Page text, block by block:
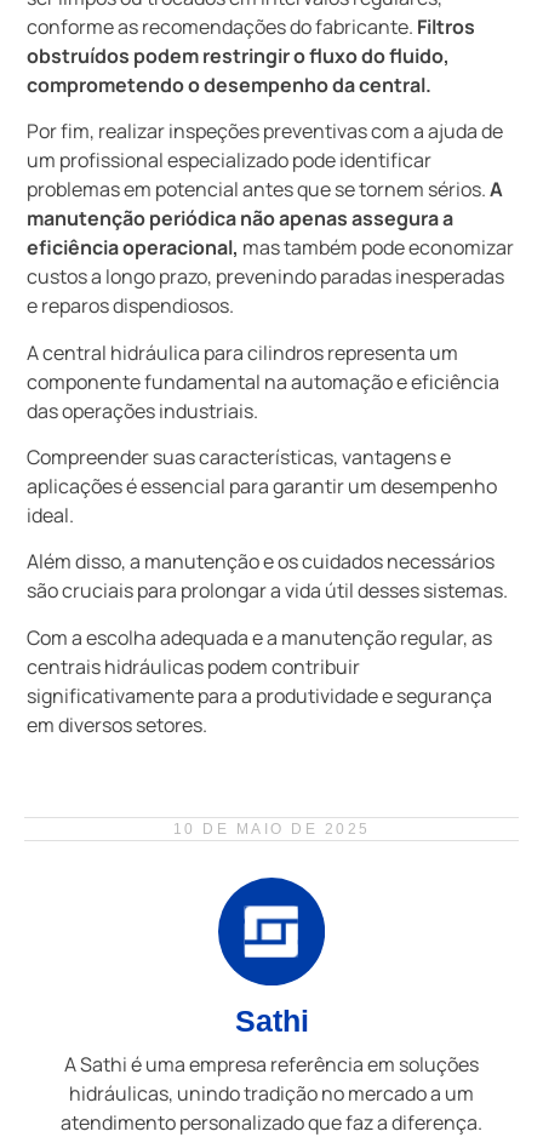
conforme as recomendações do fabricante. Filtros
obstruídos podem restringir o fluxo do fluido,
comprometendo o desempenho da central.
Por fim, realizar inspeções preventivas com a ajuda de
um profissional especializado pode identificar
problemas em potencial antes que se tornem sérios.A
manutenção periódica não apenas assegura a
eficiência operacional, mas também pode economizar
custos a longo prazo, prevenindo paradas inesperadas
e reparos dispendiosos.
A central hidráulica para cilindros representa um
componente fundamental na automação e eficiência
das operações industriais.
Compreender suas características, vantagens e
aplicações é essencial para garantir um desempenho
ideal.
Além disso, a manutenção e os cuidados necessários
são cruciais para prolongar a vida útil desses sistemas.
Com a escolha adequada e a manutenção regular, as
centrais hidráulicas podem contribuir
significativamente para a produtividade e segurança
em diversos setores.
10 DE MAIO DE 2025
Sathi
A Sathi é uma empresa referência em soluções
hidráulicas, unindo tradição no mercado a um
atendimento personalizado que faz a diferença.